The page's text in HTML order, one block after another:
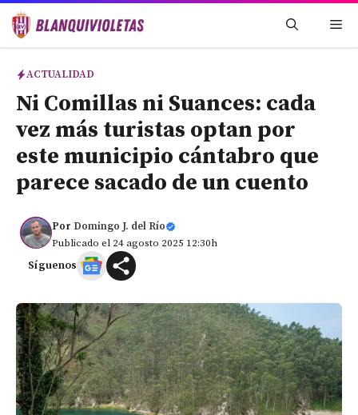
Saltar
ACTUALIDAD
Ni Comillas ni Suances: cada
vez más turistas optan por
este municipio cántabro que
parece sacado de un cuento
Por Domingo J. del Río
Publicado el 24 agosto 2025 12:30h
Síguenos